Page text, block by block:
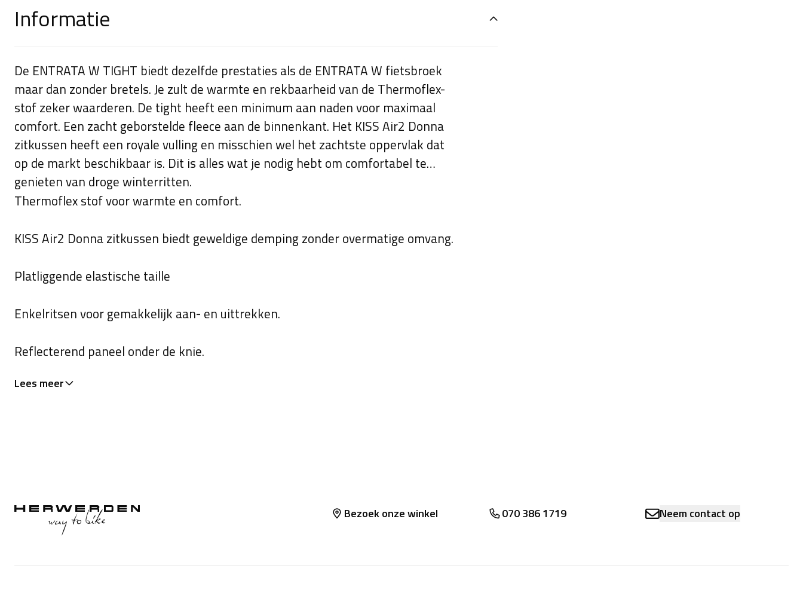
Informatie
De ENTRATA W TIGHT biedt dezelfde prestaties als de ENTRATA W fietsbroek
maar dan zonder bretels. Je zult de warmte en rekbaarheid van de Thermoflex-
stof zeker waarderen. De tight heeft een minimum aan naden voor maximaal
comfort. Een zacht geborstelde fleece aan de binnenkant. Het KISS Air2 Donna
zitkussen heeft een royale vulling en misschien wel het zachtste oppervlak dat
op de markt beschikbaar is. Dit is alles wat je nodig hebt om comfortabel te
genieten van droge winterritten.
Thermoflex stof voor warmte en comfort.
KISS Air2 Donna zitkussen biedt geweldige demping zonder overmatige omvang.
Platliggende elastische taille
Enkelritsen voor gemakkelijk aan- en uittrekken.
Reflecterend paneel onder de knie.
Lees meer
Bezoek onze winkel 070 386 1719 Neem contact op